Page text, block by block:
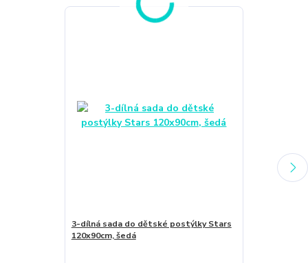
3-dílná sada do dětské postýlky Stars
120x90cm, šedá